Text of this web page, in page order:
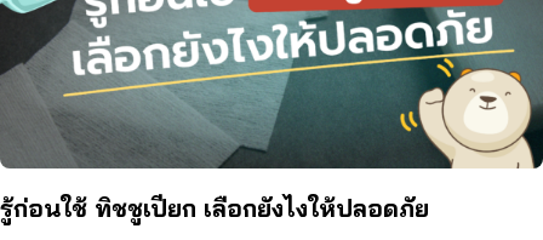
รู้ก่อนใช้ ทิชชูเปียก เลือกยังไงให้ปลอดภัย